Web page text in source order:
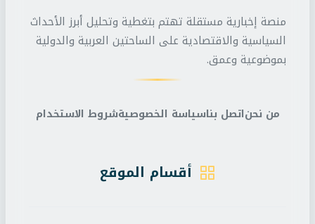
منصة إخبارية مستقلة تهتم بتغطية وتحليل أبرز الأحداث
السياسية والاقتصادية على الساحتين العربية والدولية
بموضوعية وعمق.
من نحناتصل بناسياسة الخصوصيةشروط الاستخدام
أقسام الموقع